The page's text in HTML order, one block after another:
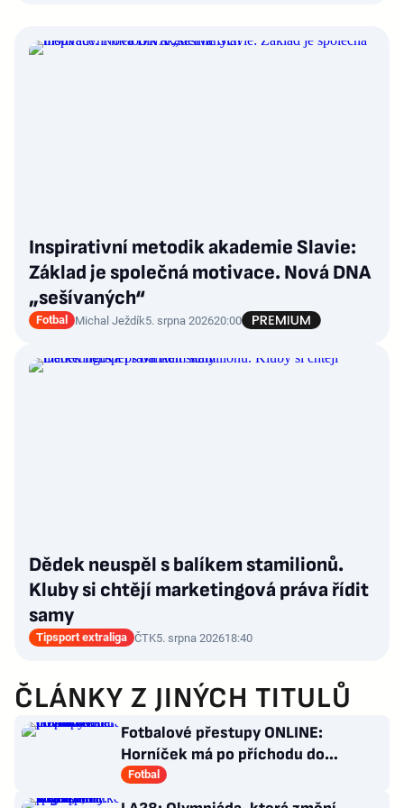
Inspirativní metodik akademie Slavie:
Základ je společná motivace. Nová DNA
„sešívaných“
Fotbal Michal Ježdík5. srpna 202620:00
Dědek neuspěl s balíkem stamilionů.
Kluby si chtějí marketingová práva řídit
samy
Tipsport extraliga ČTK5. srpna 202618:40
ČLÁNKY Z JINÝCH TITULŮ
Fotbalové přestupy ONLINE:
Horníček má po příchodu do
Newcastlu nového trenéra
Fotbal